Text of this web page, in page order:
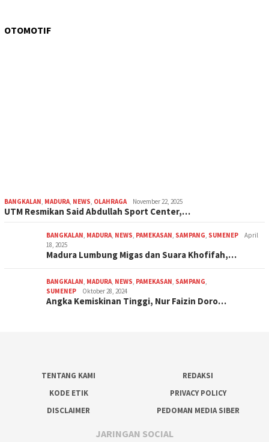
OTOMOTIF
BANGKALAN MADURA NEWS OLAHRAGA November 22, 2025
UTM Resmikan Said Abdullah Sport Center,…
BANGKALAN MADURA NEWS PAMEKASAN SAMPANG SUMENEP
April
18, 2025
Madura Lumbung Migas dan Suara Khofifah,…
BANGKALAN MADURA NEWS PAMEKASAN SAMPANG
SUMENEP
Oktober 28, 2024
Angka Kemiskinan Tinggi, Nur Faizin Doro…
TENTANG KAMI
REDAKSI
KODE ETIK
PRIVACY POLICY
DISCLAIMER
PEDOMAN MEDIA SIBER
JARINGAN SOCIAL